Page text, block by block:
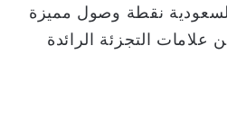
نقطة وصول مميزة
التجزئة الرائدة